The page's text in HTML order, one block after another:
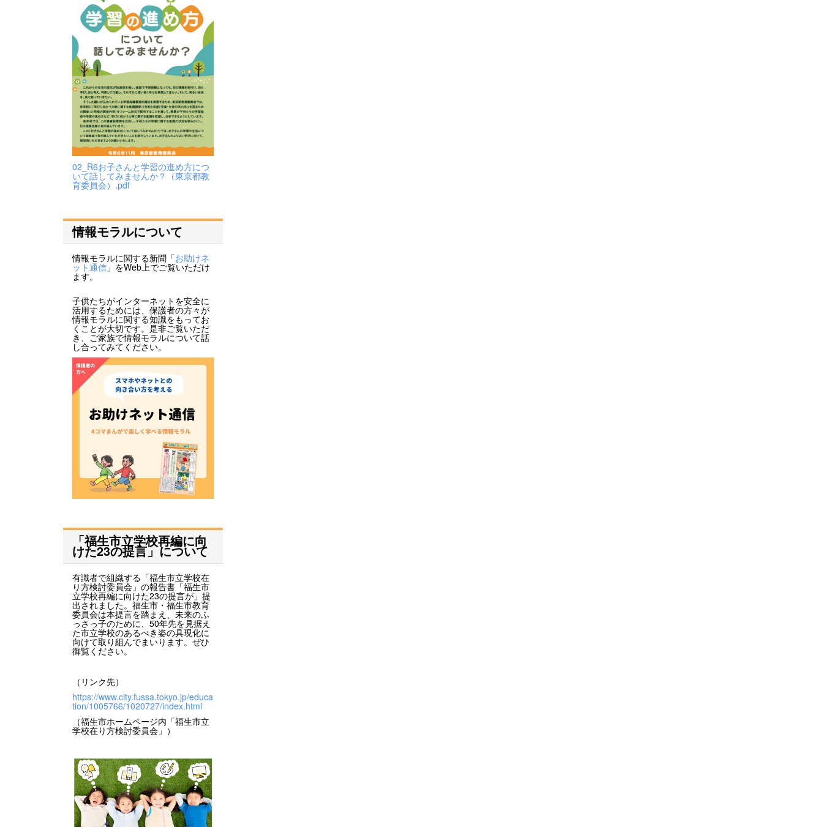
02_R6お子さんと学習の進め方につ
いて話してみませんか？（東京都教
育委員会）.pdf
情報モラルについて
情報モラルに関する新聞「お助けネ
ット通信 」をWeb上でご覧いただけ
ます。
子供たちがインターネットを安全に
活用するためには、保護者の方々が
情報モラルに関する知識をもってお
くことが大切です。是非ご覧いただ
き、ご家族で情報モラルについて話
し合ってみてください。
「福生市立学校再編に向
けた23の提言」について
有識者で組織する「福生市立学校在
り方検討委員会」の報告書「福生市
立学校再編に向けた23の提言が」提
出されました。福生市・福生市教育
委員会は本提言を踏まえ、未来のふ
っさっ子のために、50年先を見据え
た市立学校のあるべき姿の具現化に
向けて取り組んでまいります。ぜひ
御覧ください。
（リンク先）
https://www.city.fussa.tokyo.jp/educa
tion/1005766/1020727/index.html
（福生市ホームページ内「福生市立
学校在り方検討委員会」）